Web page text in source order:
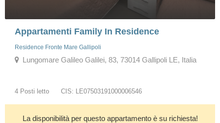
Appartamenti Family In Residence
Residence Fronte Mare Gallipoli
Lungomare Galileo Galilei, 83, 73014 Gallipoli LE, Italia
4 Posti letto CIS: LE07503191000006546
La disponibilità per questo appartamento è su richiesta!